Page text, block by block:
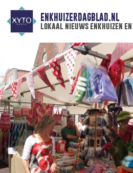
ENKHUIZERDAGBLAD.NL
lokaal nieuws enkhuizen